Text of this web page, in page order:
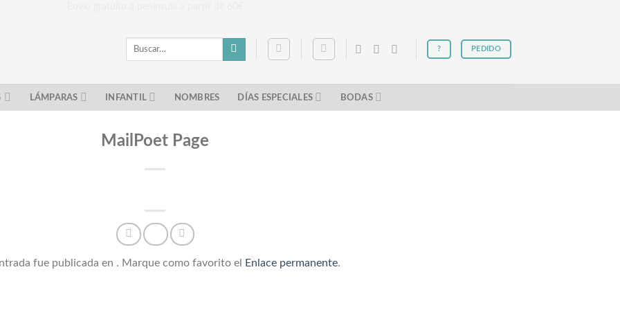
Buscar
? PEDIDO
LÁMPARAS INFANTIL NOMBRES DÍAS ESPECIALES BODAS
MailPoet Page
fue publicada en . Marque como favorito el Enlace permanente.